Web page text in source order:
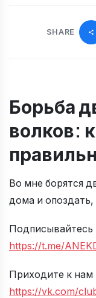
SHARE
Борьба
волков:
Во мне борятся
дома и
Подписывайтесь
https://t.me/
Приходите к нам
https://vk.com/